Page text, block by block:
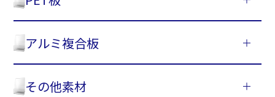
アルミ複合板
その他素材